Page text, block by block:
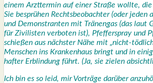
einem Arzt­ter­min auf einer Stra­ße woll­te,
Sie besprü­hen Rechts­be­ob­ach­ter (oder jeden
und Demons­tran­ten mit Trä­nen­gas (das laut
für Zivi­lis­ten ver­bo­ten ist), Pfef­fer­spray und
schie­ßen aus nächs­ter Nähe mit „nicht-
Men­schen ins Kran­ken­haus bringt und in
haf­ter Erblin­dung führt. (Ja, sie zie­len
Ich bin es so leid, mir Vor­trä­ge dar­über